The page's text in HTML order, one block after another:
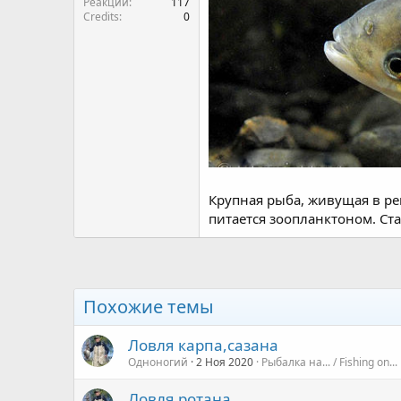
Credits
0
Крупная рыба, живущая в
питается зоопланктоном.
Похожие темы
Ловля карпа,сазана
Одноногий 2 Ноя 2020 Рыбалка на... / Fishing on...